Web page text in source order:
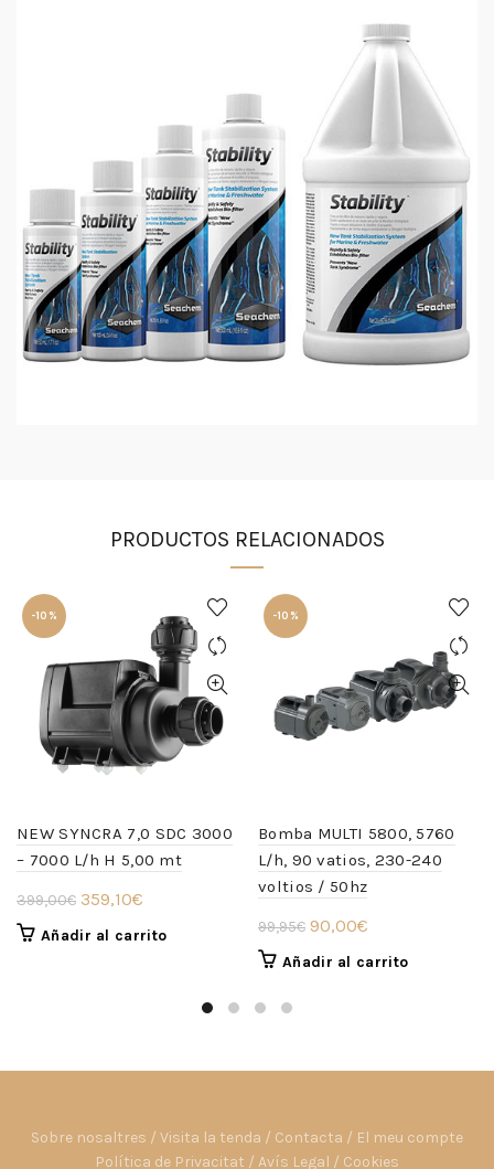
PRODUCTOS RELACIONADOS
-10%
NEW SYNCRA 7,0 SDC 3000
– 7000 L/h H 5,00 mt
399,00€ El
precio
359,10€
precio
359,10€.
Añadir al carrito
-10%
Bomba MULTI 5800, 5760
L/h, 90 vatios, 230-240
voltios / 50hz
99,95€ El
precio
90,00€
precio
Añadir al carrito
Sobre nosaltres / Visita la tenda / Contacta / El meu compte
Política de Privacitat / Avís Legal / Cookies